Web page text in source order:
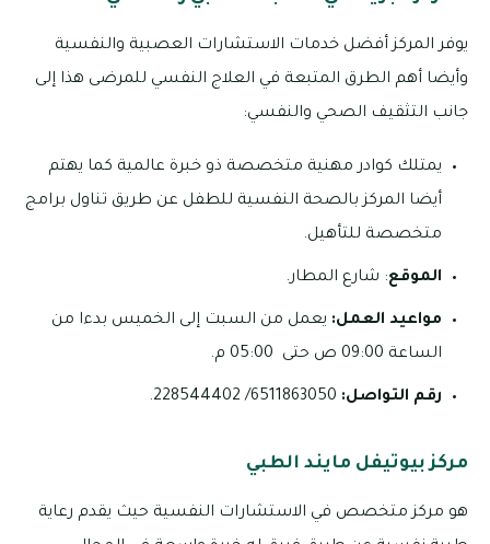
يوفر المركز أفضل خدمات الاستشارات العصبية والنفسية
وأيضا أهم الطرق المتبعة في العلاج النفسي للمرضى هذا إلى
جانب التثقيف الصحي والنفسي:
يمتلك كوادر مهنية متخصصة ذو خبرة عالمية كما يهتم
أيضا المركز بالصحة النفسية للطفل عن طريق تناول برامج
متخصصة للتأهيل.
الموقع: شارع المطار.
مواعيد العمل: يعمل من السبت إلى الخميس بدءا من
الساعة 09:00 ص حتى 05:00 م.
رقم التواصل:
مركز بيوتيفل مايند الطبي
هو مركز متخصص في الاستشارات النفسية حيث يقدم رعاية